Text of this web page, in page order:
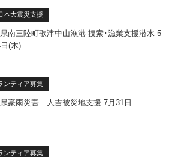
本大震災支援
南三陸町歌津中山漁港 捜索･漁業支援潜水 5
(木)
ンティア募集
豪雨災害 人吉被災地支援 7月31日
ンティア募集